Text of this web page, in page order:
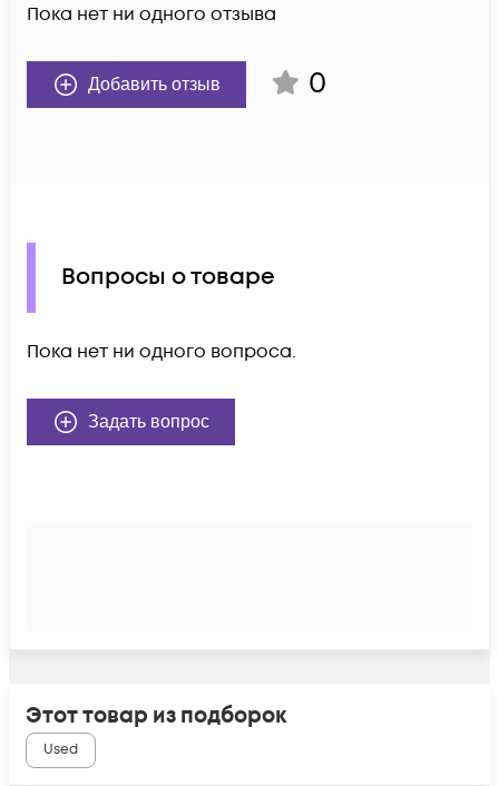
Пока нет ни одного отзыва
Добавить отзыв 0
Вопросы о товаре
Пока нет ни одного вопроса.
Задать вопрос
Этот товар из подборок
Used